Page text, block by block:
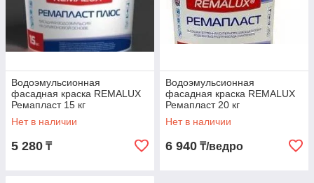
Водоэмульсионная
фасадная краска REMALUX
Ремапласт 15 кг
Нет в наличии
5 280 ₸
Водоэмульсионная
фасадная краска REMALUX
Ремапласт 20 кг
Нет в наличии
6 940 ₸/ведро